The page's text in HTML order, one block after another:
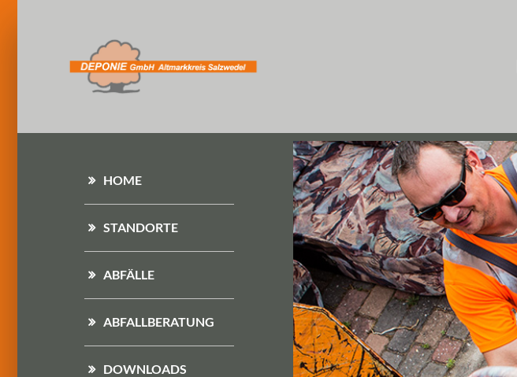
HOME
STANDORTE
ABFÄLLE
ABFALLBERATUNG
DOWNLOADS